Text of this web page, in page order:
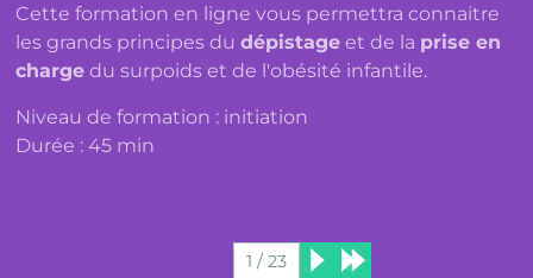
Cette formation en ligne vous permettra connaitre
les grands principes dudépistage et de la prise en
charge du surpoids et de l'obésité infantile.
Niveau de formation : initiation
Durée : 45 min
1 / 23